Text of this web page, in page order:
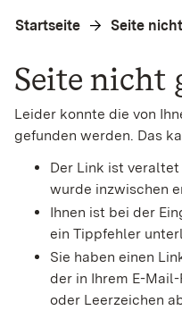
Startseite Seite
Seite nicht
Leider konnte die von
gefunden werden. Das
Der Link ist
wurde inzwischen
Ihnen ist bei der
ein Tippfehler
Sie haben einen
der in Ihrem E-
oder Leerzeichen